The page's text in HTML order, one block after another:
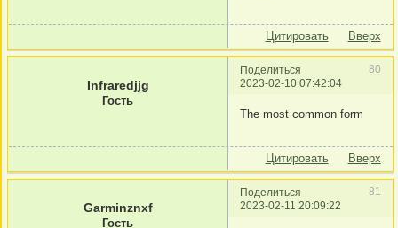
Цитировать Вверх
Поделиться
80
2023-02-10 07:42:04
Infraredjjg
Гость
The most common form
Цитировать Вверх
Поделиться
81
2023-02-11 20:09:22
Garminznxf
Гость